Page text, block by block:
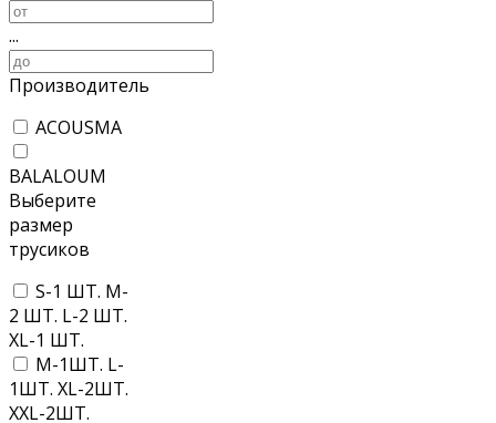
...
Производитель
ACOUSMA
BALALOUM
Выберите
размер
трусиков
S-1 ШТ. M-
2 ШТ. L-2 ШТ.
XL-1 ШТ.
M-1ШТ. L-
1ШТ. XL-2ШТ.
XXL-2ШТ.